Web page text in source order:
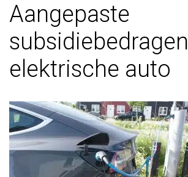
Aangepaste
subsidiebedragen
elektrische auto